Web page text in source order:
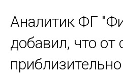
Аналитик ФГ
добавил, что от